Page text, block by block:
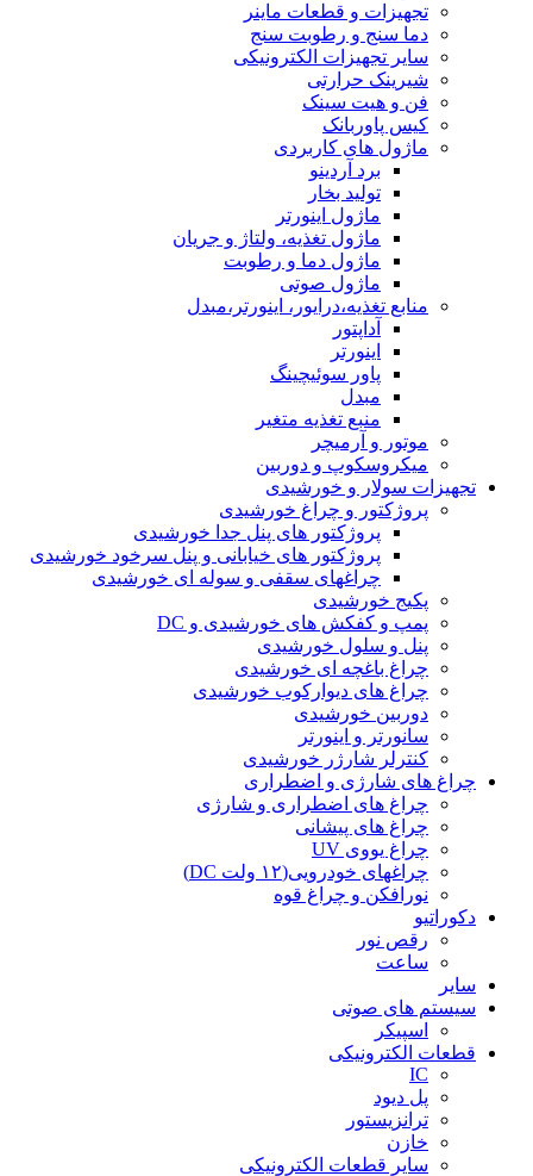
تجهیزات و قطعات ماینر
دما سنج و رطوبت سنج
سایر تجهیزات الکترونیکی
شیرینک حرارتی
فن و هیت سینک
کیس پاوربانک
ماژول های کاربردی
برد آردینو
تولید بخار
ماژول اینورتر
ماژول تغذیه، ولتاژ و جریان
ماژول دما و رطوبت
ماژول صوتی
منابع تغذیه،درایور، اینورتر،مبدل
آداپتور
اینورتر
پاور سوئیچینگ
مبدل
منبع تغذیه متغیر
موتور و آرمیچر
میکروسکوپ و دوربین
تجهیزات سولار و خورشیدی
پروژکتور و چراغ خورشیدی
پروژکتور های پنل جدا خورشیدی
پروژکتور های خیابانی و پنل سرخود خورشیدی
چراغهای سقفی و سوله ای خورشیدی
پکیج خورشیدی
پمپ و کفکش های خورشیدی و DC
پنل و سلول خورشیدی
چراغ باغچه ای خورشیدی
چراغ های دیوارکوب خورشیدی
دوربین خورشیدی
سانورتر و اینورتر
کنترلر شارژر خورشیدی
چراغ های شارژی و اضطراری
چراغ های اضطراری و شارژی
چراغ های پیشانی
چراغ یووی UV
چراغهای خودرویی(۱۲ ولت DC)
نورافکن و چراغ قوه
دکوراتیو
رقص نور
ساعت
سایر
سیستم های صوتی
اسپیکر
قطعات الکترونیکی
IC
پل دیود
ترانزیستور
خازن
سایر قطعات الکترونیکی